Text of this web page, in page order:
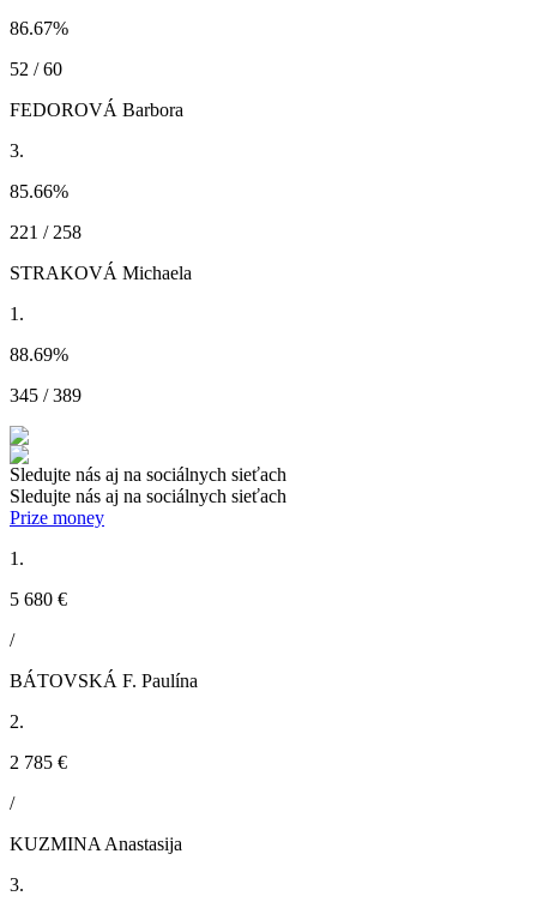
86.67%
52 / 60
FEDOROVÁ Barbora
3.
85.66%
221 / 258
STRAKOVÁ Michaela
1.
88.69%
345 / 389
Sledujte nás aj na sociálnych sieťach
Sledujte nás aj na sociálnych sieťach
Prize money
1.
5 680 €
/
BÁTOVSKÁ F. Paulína
2.
2 785 €
/
KUZMINA Anastasija
3.